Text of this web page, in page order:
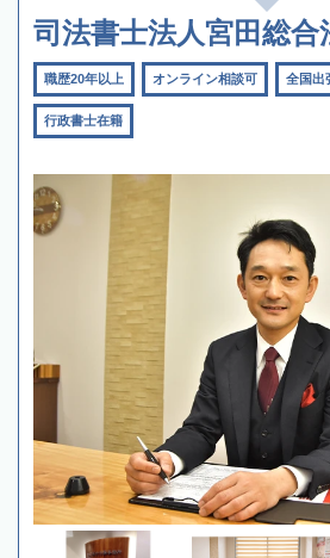
司法書士法人宮田総合
職歴20年以上 オンライン相談可 全国出
行政書士在籍